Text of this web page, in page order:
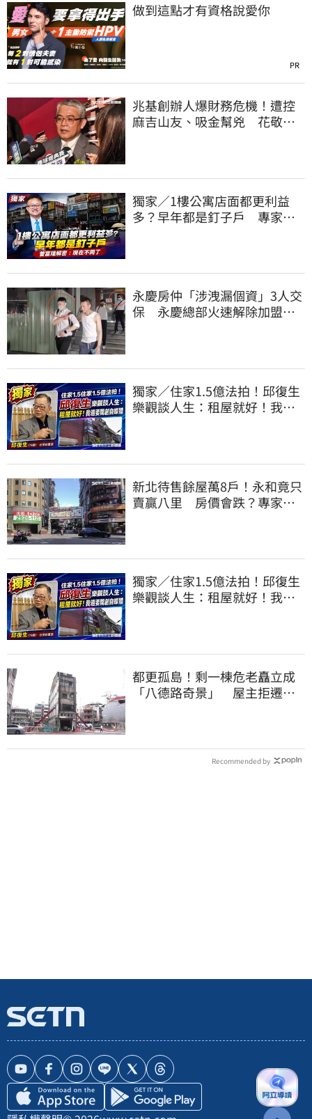
做到這點才有資格說愛你
PR
兆基創辦人爆財務危機！遭控
麻吉山友、吸金幫兇 花敬群
獨家／1樓公寓店面都更利益
多？早年都是釘子戶 專家解
永慶房仲「涉洩漏個資」3人交
保 永慶總部火速解除加盟：
獨家／住家1.5億法拍！邱復生
樂觀談人生：租屋就好！我還
新北待售餘屋萬8戶！永和竟只
賣贏八里 房價會跌？專家：
獨家／住家1.5億法拍！邱復生
樂觀談人生：租屋就好！我還
都更孤島！剩一棟危老矗立成
「八德路奇景」 屋主拒遷原
Recommended by